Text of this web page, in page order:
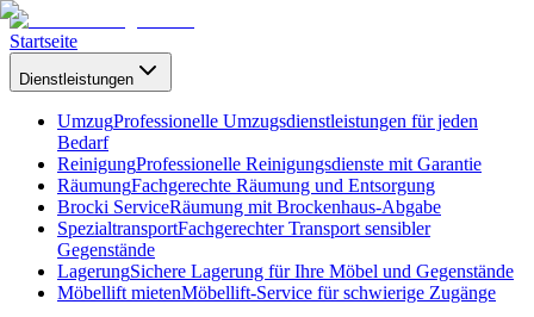
Startseite
Dienstleistungen
UmzugProfessionelle Umzugsdienstleistungen für jeden
Bedarf
ReinigungProfessionelle Reinigungsdienste mit Garantie
RäumungFachgerechte Räumung und Entsorgung
Brocki ServiceRäumung mit Brockenhaus-Abgabe
SpezialtransportFachgerechter Transport sensibler
Gegenstände
LagerungSichere Lagerung für Ihre Möbel und Gegenstände
Möbellift mietenMöbellift-Service für schwierige Zugänge